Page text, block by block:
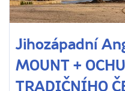
Jihozápadní
MOUNT +
TRADIČNÍHO